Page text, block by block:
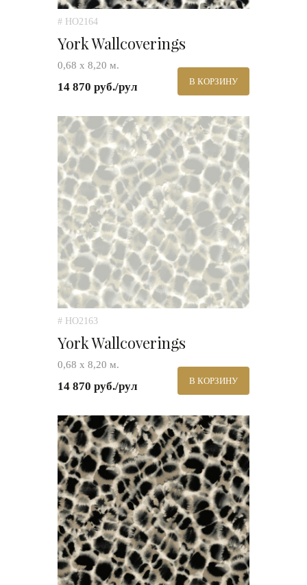
# HO2164
York Wallcoverings
0,68 х 8,20 м.
14 870 руб./рул В КОРЗИНУ
# HO2163
York Wallcoverings
0,68 х 8,20 м.
14 870 руб./рул В КОРЗИНУ